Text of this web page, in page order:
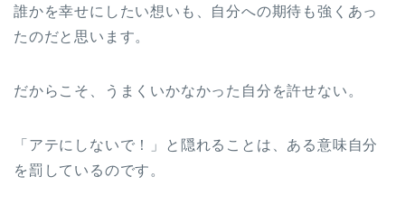
誰かを幸せにしたい想いも、自分への期待も強くあっ
たのだと思います。
だからこそ、うまくいかなかった自分を許せない。
「アテにしないで！」と隠れることは、ある意味自分
を罰しているのです。